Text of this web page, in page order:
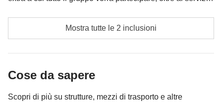
essere necessario implementarla ulteriormente, in ogni
caso verrà restituita la differenza non utilizzata.
Cassa comune del coordinatore
coordinatore
Mostra tutte le 2 inclusioni
Cose da sapere
Scopri di più su strutture, mezzi di trasporto e altre